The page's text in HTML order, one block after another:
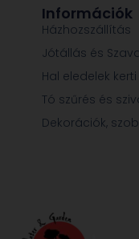
Információk
Házhozszállítás
Jótállás és
Hal eledelek
Tó szűrés és
Dekorációk,